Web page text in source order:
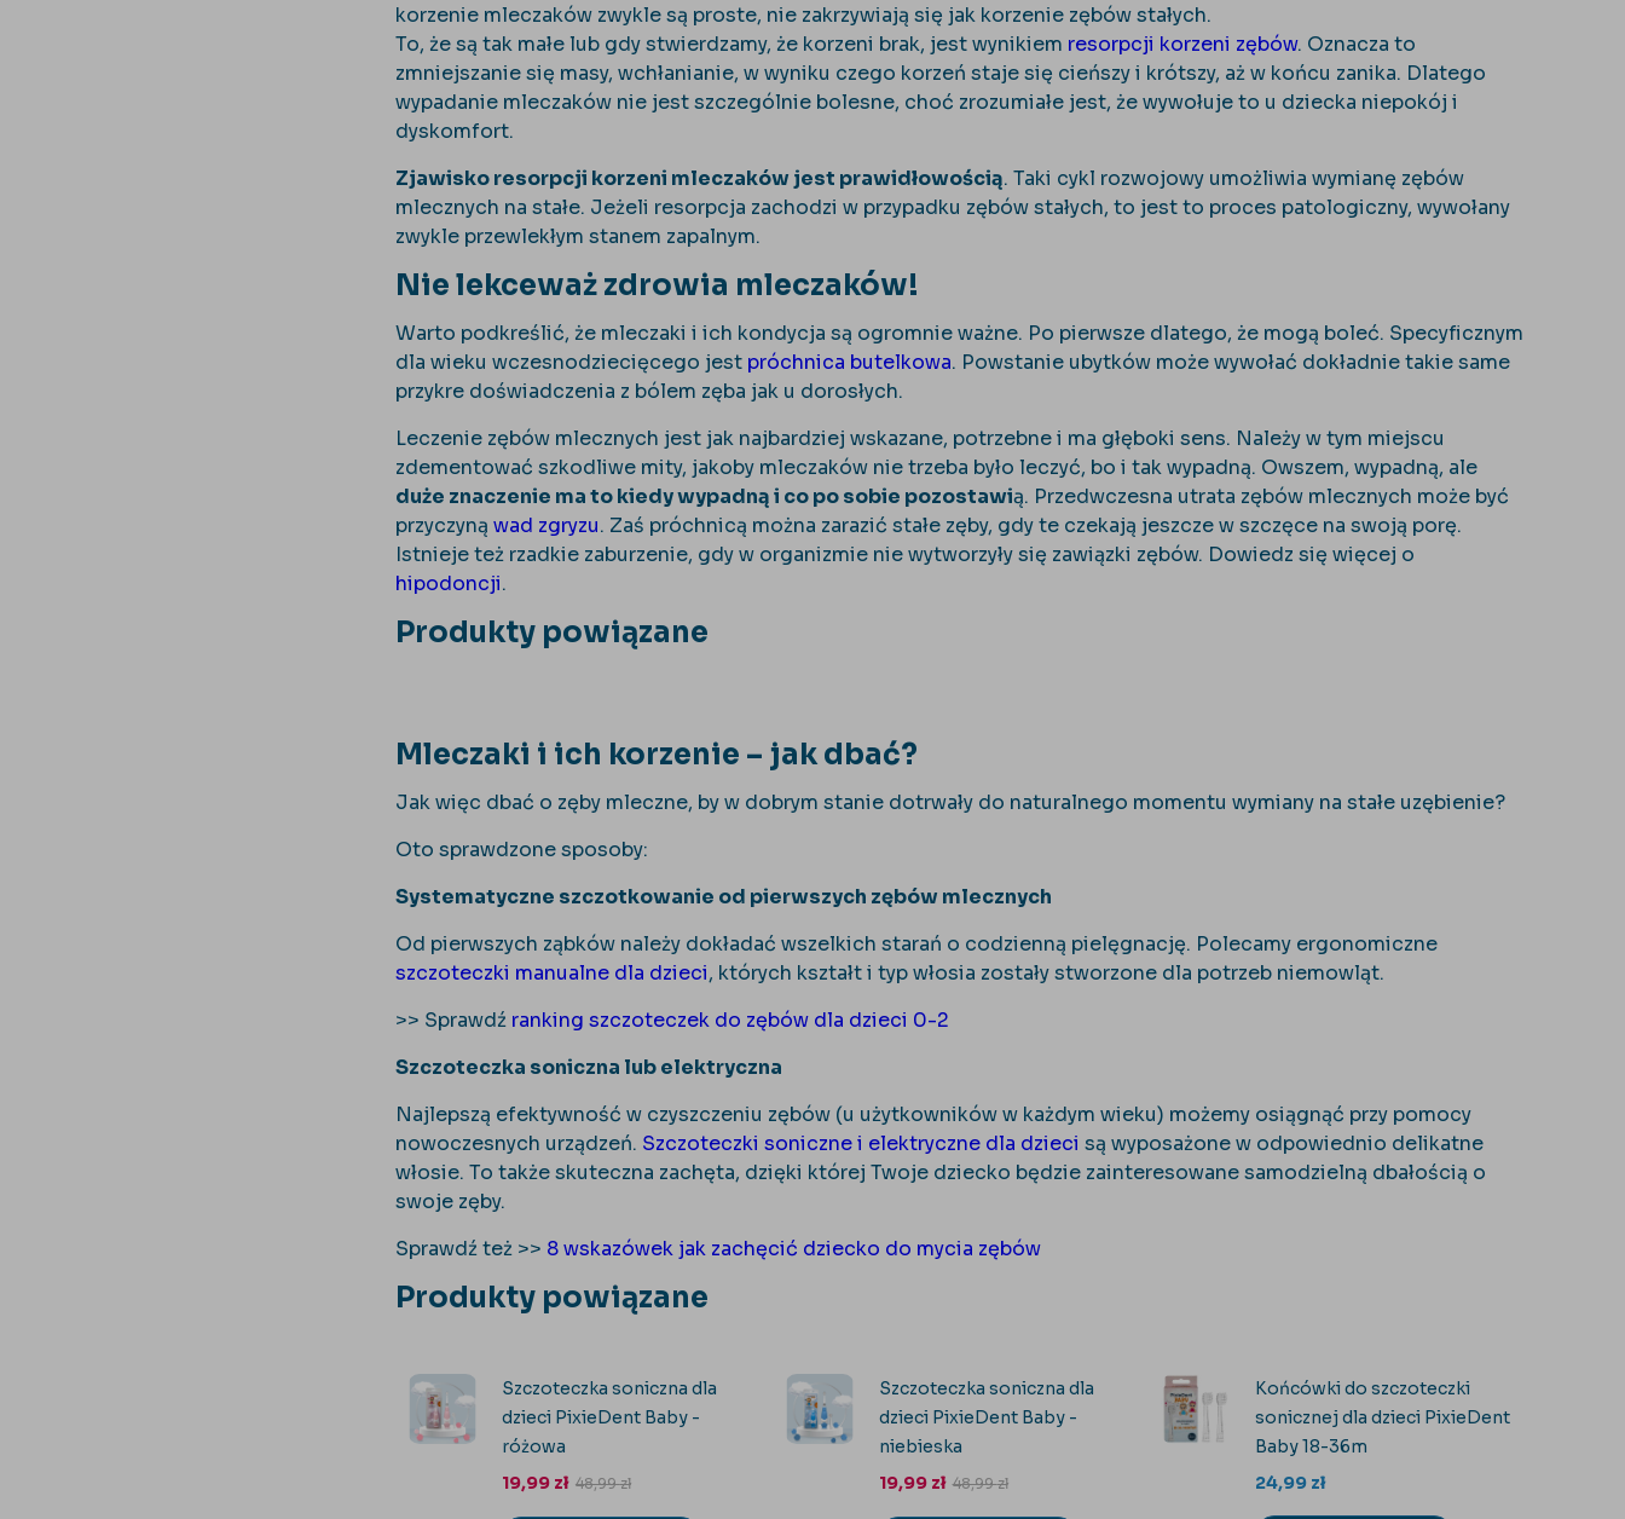
korzenie mleczaków zwykle są proste, nie zakrzywiają się jak korzenie zębów stałych.
To, że są tak małe lub gdy stwierdzamy, że korzeni brak, jest wynikiem resorpcji korzeni zębów. Oznacza to
zmniejszanie się masy, wchłanianie, w wyniku czego korzeń staje się cieńszy i krótszy, aż w końcu zanika. Dlatego
wypadanie mleczaków nie jest szczególnie bolesne, choć zrozumiałe jest, że wywołuje to u dziecka niepokój i
dyskomfort.
Zjawisko resorpcji korzeni mleczaków jest prawidłowością. Taki cykl rozwojowy umożliwia wymianę zębów
mlecznych na stałe. Jeżeli resorpcja zachodzi w przypadku zębów stałych, to jest to proces patologiczny, wywołany
zwykle przewlekłym stanem zapalnym.
Nie lekceważ zdrowia mleczaków!
Warto podkreślić, że mleczaki i ich kondycja są ogromnie ważne. Po pierwsze dlatego, że mogą boleć. Specyficznym
dla wieku wczesnodziecięcego jest próchnica butelkowa. Powstanie ubytków może wywołać dokładnie takie same
przykre doświadczenia z bólem zęba jak u dorosłych.
Leczenie zębów mlecznych jest jak najbardziej wskazane, potrzebne i ma głęboki sens. Należy w tym miejscu
zdementować szkodliwe mity, jakoby mleczaków nie trzeba było leczyć, bo i tak wypadną. Owszem, wypadną, ale
duże znaczenie ma to kiedy wypadną i co po sobie pozostawią. Przedwczesna utrata zębów mlecznych może być
przyczyną wad zgryzu. Zaś próchnicą można zarazić stałe zęby, gdy te czekają jeszcze w szczęce na swoją porę.
Istnieje też rzadkie zaburzenie, gdy w organizmie nie wytworzyły się zawiązki zębów. Dowiedz się więcej o
hipodoncji.
Produkty powiązane
Mleczaki i ich korzenie – jak dbać?
Jak więc dbać o zęby mleczne, by w dobrym stanie dotrwały do naturalnego momentu wymiany na stałe uzębienie?
Oto sprawdzone sposoby:
Systematyczne szczotkowanie od pierwszych zębów mlecznych
Od pierwszych ząbków należy dokładać wszelkich starań o codzienną pielęgnację. Polecamy ergonomiczne
szczoteczki manualne dla dzieci, których kształt i typ włosia zostały stworzone dla potrzeb niemowląt.
>> Sprawdź ranking szczoteczek do zębów dla dzieci 0-2
Szczoteczka soniczna lub elektryczna
Najlepszą efektywność w czyszczeniu zębów (u użytkowników w każdym wieku) możemy osiągnąć przy pomocy
nowoczesnych urządzeń. Szczoteczki soniczne i elektryczne dla dzieci są wyposażone w odpowiednio delikatne
włosie. To także skuteczna zachęta, dzięki której Twoje dziecko będzie zainteresowane samodzielną dbałością o
swoje zęby.
Sprawdź też >> 8 wskazówek jak zachęcić dziecko do mycia zębów
Produkty powiązane
Szczoteczka soniczna dla
dzieci PixieDent Baby -
różowa
19,99 zł 48,99zł
Szczoteczka soniczna dla
dzieci PixieDent Baby -
niebieska
19,99 zł 48,99zł
Końcówki do szczoteczki
sonicznej dla dzieci PixieDent
Baby 18-36m
24,99 zł